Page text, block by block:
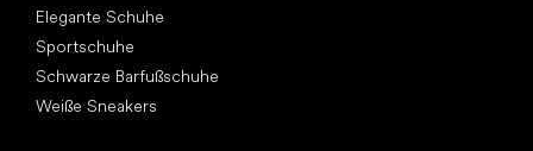
Elegante Schuhe
Sportschuhe
Schwarze Barfußschuhe
Weiße Sneakers